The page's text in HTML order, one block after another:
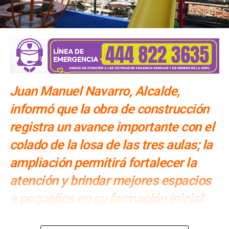
Juan Manuel Navarro, Alcalde,
informó que la obra de construcción
registra un avance importante con el
colado de la losa de las tres aulas; la
ampliación permitirá fortalecer la
atención y brindar mejores espacios
a pequeños en su formación inicial